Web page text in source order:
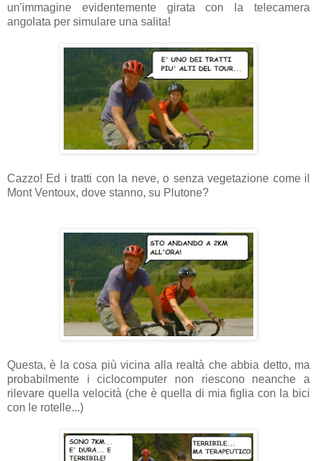
un'immagine evidentemente girata con la telecamera
angolata per simulare una salita!
Cazzo! Ed i tratti con la neve, o senza vegetazione come il
Mont Ventoux, dove stanno, su Plutone?
Questa, è la cosa più vicina alla realtà che abbia detto, ma
probabilmente i ciclocomputer non riescono neanche a
rilevare quella velocità (che è quella di mia figlia con la bici
con le rotelle...)